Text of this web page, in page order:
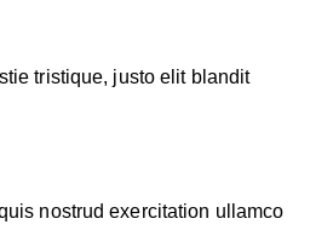
tristique, justo elit blandit
nostrud exercitation ullamco